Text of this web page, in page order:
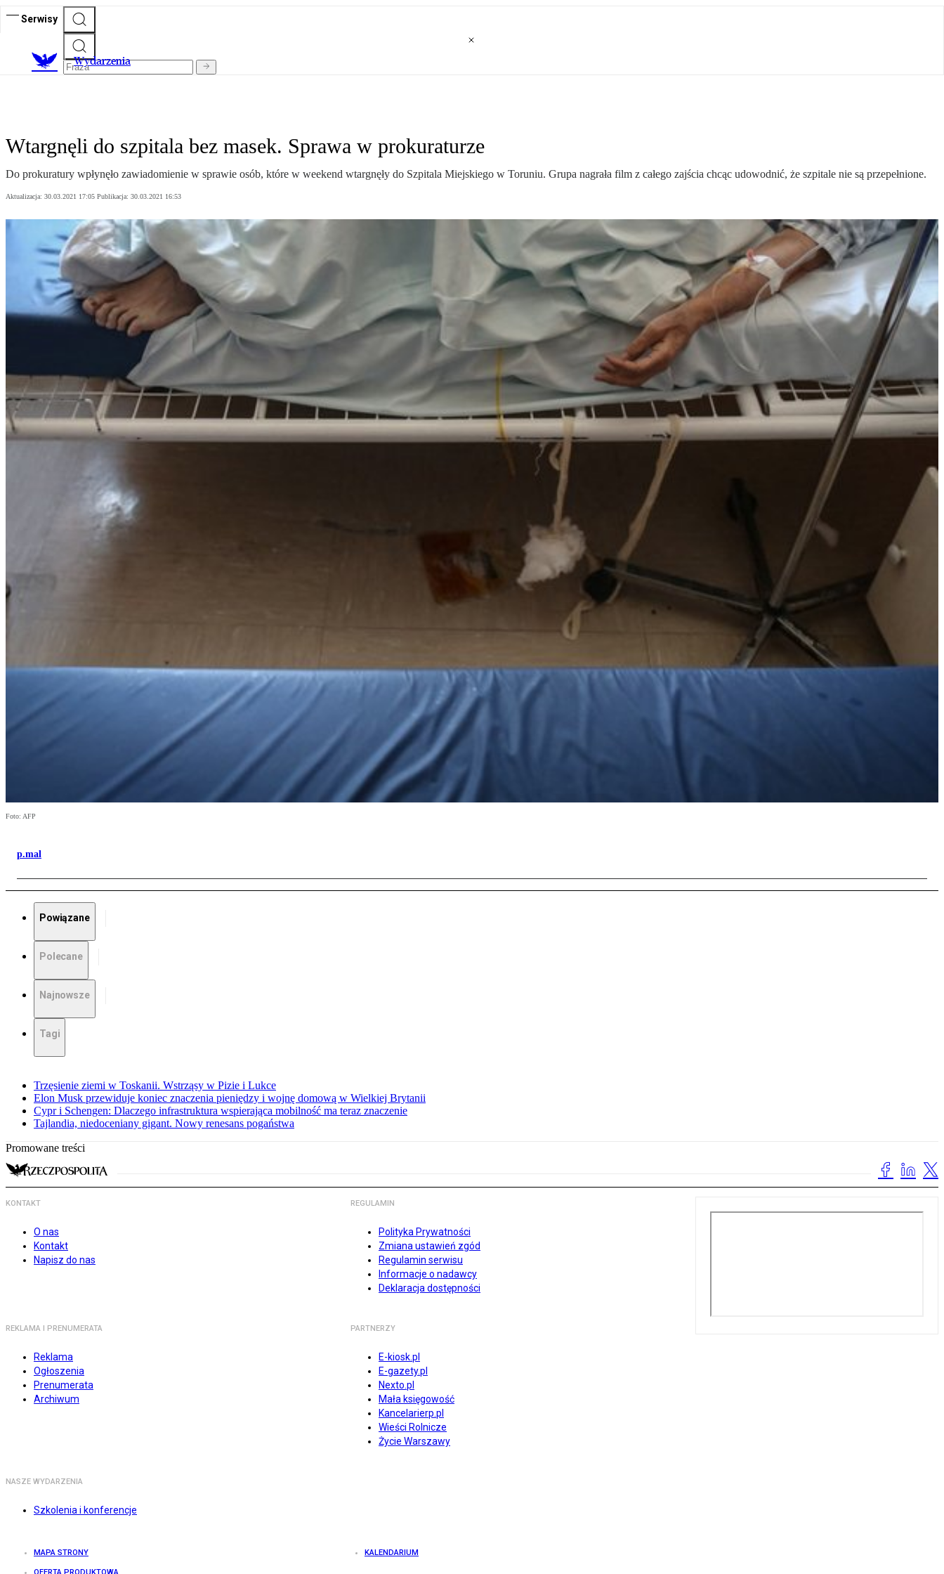
Serwisy
Wydarzenia
Wtargnęli do szpitala bez masek. Sprawa w prokuraturze
Do prokuratury wpłynęło zawiadomienie w sprawie osób, które w weekend wtargnęły do Szpitala Miejskiego w Toruniu. Grupa nagrała film z całego zajścia chcąc udowodnić, że szpitale nie są przepełnione.
Aktualizacja: 30.03.2021 17:05 Publikacja: 30.03.2021 16:53
Foto: AFP
p.mal
Powiązane
Polecane
Najnowsze
Tagi
Trzęsienie ziemi w Toskanii. Wstrząsy w Pizie i Lukce
Elon Musk przewiduje koniec znaczenia pieniędzy i wojnę domową w Wielkiej Brytanii
Cypr i Schengen: Dlaczego infrastruktura wspierająca mobilność ma teraz znaczenie
Tajlandia, niedoceniany gigant. Nowy renesans pogaństwa
Promowane treści
KONTAKT
O nas
Kontakt
Napisz do nas
REGULAMIN
Polityka Prywatności
Zmiana ustawień zgód
Regulamin serwisu
Informacje o nadawcy
Deklaracja dostępności
REKLAMA I PRENUMERATA
Reklama
Ogłoszenia
Prenumerata
Archiwum
PARTNERZY
E-kiosk.pl
E-gazety.pl
Nexto.pl
Mała księgowość
Kancelarierp.pl
Wieści Rolnicze
Życie Warszawy
NASZE WYDARZENIA
Szkolenia i konferencje
MAPA STRONY KALENDARIUM